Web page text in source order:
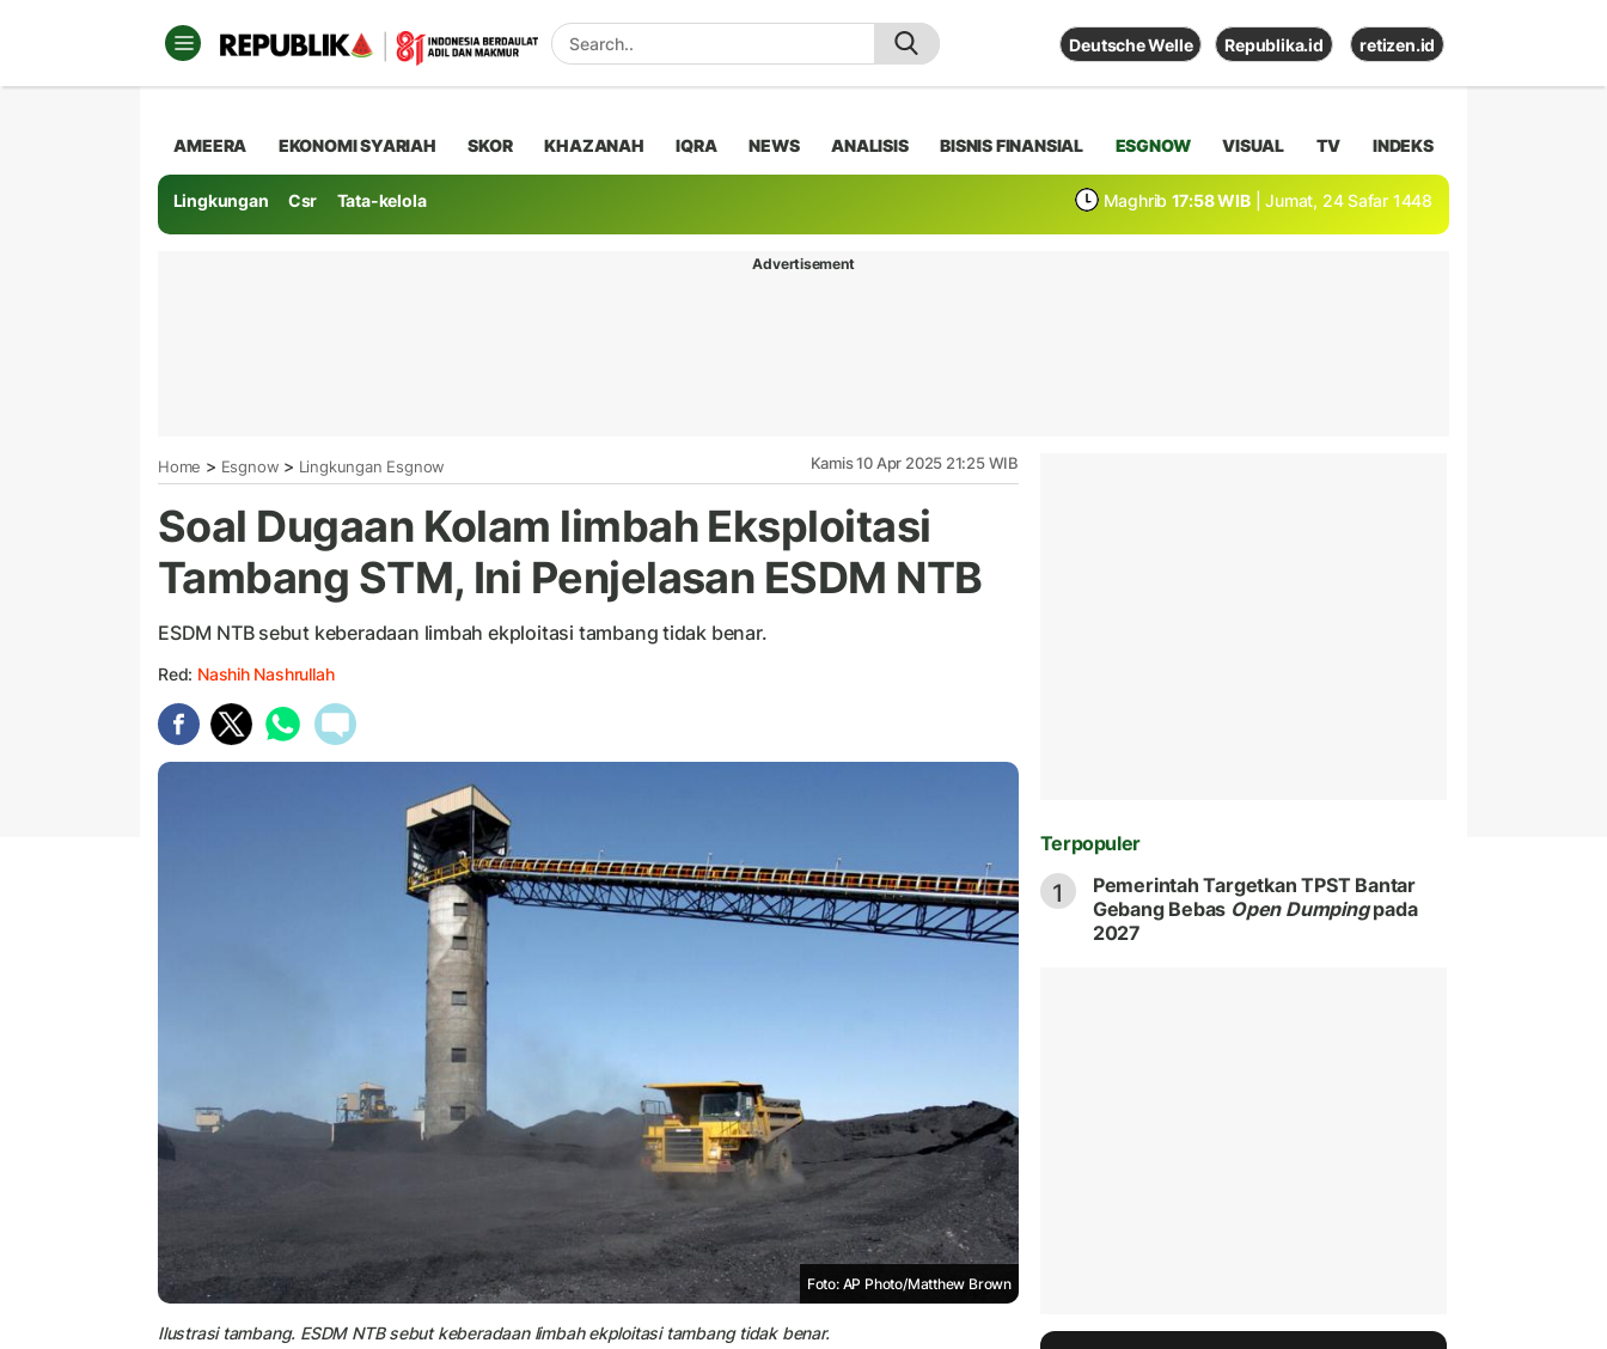
Deutsche Welle Republika.id retizen.id
AMEERA EKONOMI SYARIAH SKOR KHAZANAH IQRA NEWS ANALISIS BISNIS FINANSIAL ESGNOW VISUAL TV INDEKS
Lingkungan Csr Tata-kelola Maghrib 17:58 WIB | Jumat, 24 Safar 1448
Advertisement
Home > Esgnow > Lingkungan Esgnow Kamis 10 Apr 2025 21:25 WIB
Soal Dugaan Kolam limbah Eksploitasi
Tambang STM, Ini Penjelasan ESDM NTB
ESDM NTB sebut keberadaan limbah ekploitasi tambang tidak benar.
Red: Nashih Nashrullah
Foto: AP Photo/Matthew Brown
Ilustrasi tambang. ESDM NTB sebut keberadaan limbah ekploitasi tambang tidak benar.
Terpopuler
1
Pemerintah Targetkan TPST Bantar
Gebang Bebas Open Dumpingpada
2027